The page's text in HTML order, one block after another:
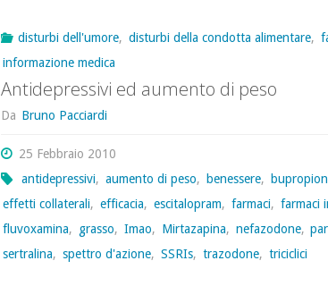
strategie
disturbi dell'umore, disturbi della condotta alimentare,
informazione medica
Antidepressivi ed aumento di peso
Da Bruno Pacciardi
25 Febbraio 2010
antidepressivi, aumento di peso, benessere,
effetti collaterali, efficacia, escitalopram, farmaci, farmaci
fluvoxamina, grasso, Imao, Mirtazapina, nefazodone,
sertralina, spettro d'azione, SSRIs, trazodone, triciclici